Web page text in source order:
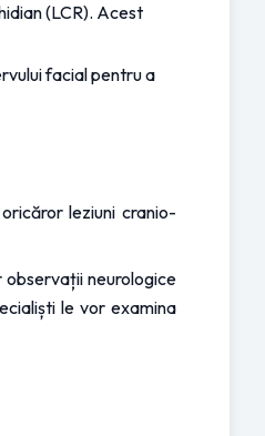
(LCR). Acest
facial pentru a
leziuni cranio-
neurologice
le vor examina